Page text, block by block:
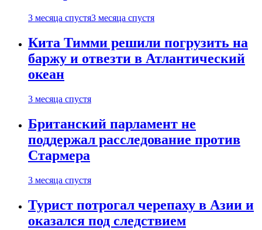
3 месяца спустя3 месяца спустя
Кита Тимми решили погрузить на
баржу и отвезти в Атлантический
океан
3 месяца спустя
Британский парламент не
поддержал расследование против
Стармера
3 месяца спустя
Турист потрогал черепаху в Азии и
оказался под следствием